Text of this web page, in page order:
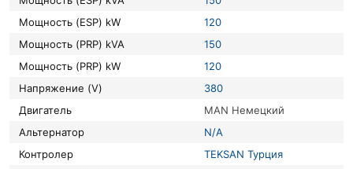
Мощность (ESP) kW
120
Мощность (PRP) kVA
150
Мощность (PRP) kW
120
Напряжение (V)
380
Двигатель
MAN Немецкий
Альтернатор
N/A
Контролер
TEKSAN Турция